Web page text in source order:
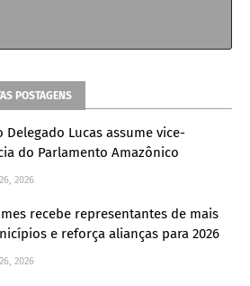
POSTAGENS
Delegado Lucas assume vice-
do Parlamento Amazônico
2026
recebe representantes de mais
e reforça alianças para 2026
2026